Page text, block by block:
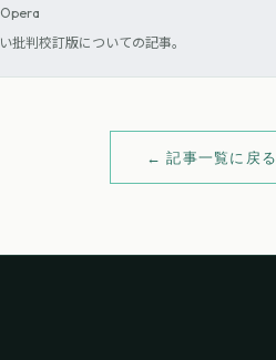
批判校訂版についての記事。
← 記事一覧に戻る